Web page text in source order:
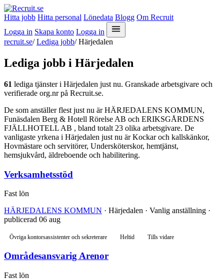
Hitta jobb Hitta personal Lönedata Blogg Om Recruit
Logga in Skapa konto Logga in
recruit.se/ Lediga jobb/ Härjedalen
Lediga jobb i Härjedalen
61 lediga tjänster i Härjedalen just nu. Granskade arbetsgivare och
verifierade org.nr på Recruit.se.
De som anställer flest just nu är HÄRJEDALENS KOMMUN,
Funäsdalen Berg & Hotell Rörelse AB och ERIKSGÅRDENS
FJÄLLHOTELL AB , bland totalt 23 olika arbetsgivare. De
vanligaste yrkena i Härjedalen just nu är Kockar och kallskänkor,
Hovmästare och servitörer, Undersköterskor, hemtjänst,
hemsjukvård, äldreboende och habilitering.
Verksamhetsstöd
Fast lön
HÄRJEDALENS KOMMUN · Härjedalen · Vanlig anställning ·
publicerad 06 aug
Övriga kontorsassistenter och sekreterare Heltid Tills vidare
Områdesansvarig Arenor
Fast lön